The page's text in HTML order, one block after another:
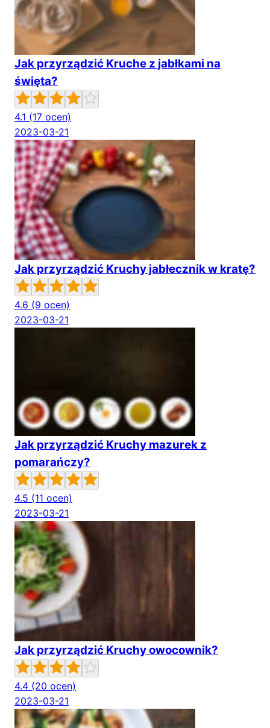
Jak przyrządzić Kruche z jabłkami na
święta?
4.1 (17 ocen)
2023-03-21
Jak przyrządzić Kruchy jabłecznik w kratę?
4.6 (9 ocen)
2023-03-21
Jak przyrządzić Kruchy mazurek z
pomarańczy?
4.5 (11 ocen)
2023-03-21
Jak przyrządzić Kruchy owocownik?
4.4 (20 ocen)
2023-03-21